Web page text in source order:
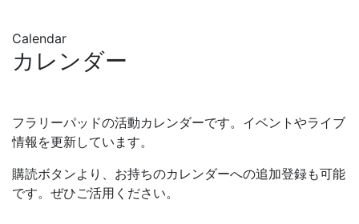
Calendar
カレンダー
フラリーパッドの活動カレンダーです。イベントやライブ
情報を更新しています。
購読ボタンより、お持ちのカレンダーへの追加登録も可能
です。ぜひご活用ください。